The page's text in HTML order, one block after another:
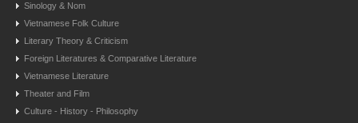
Sinology & Nom
Vietnamese Folk Culture
Literary Theory & Criticism
Foreign Literatures & Comparative Literature
Vietnamese Literature
Theater and Film
Culture - History - Philosophy